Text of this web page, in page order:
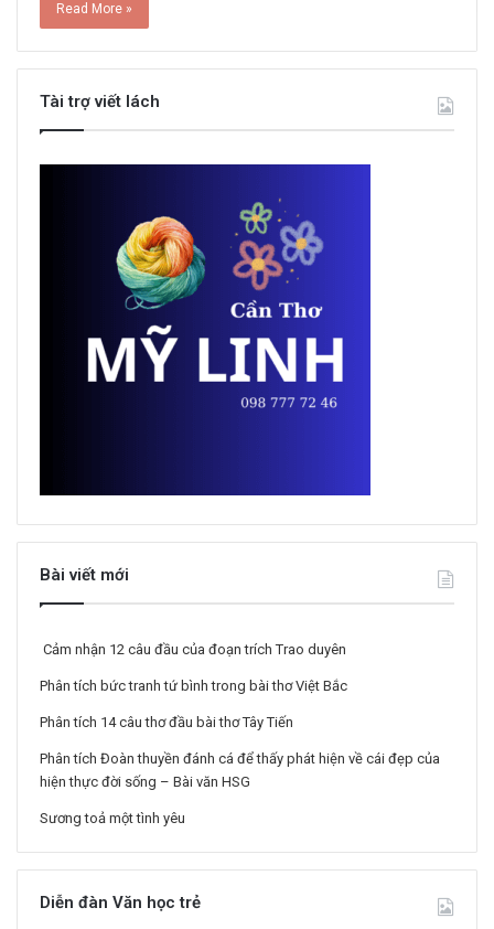
Read More »
Tài trợ viết lách
Bài viết mới
Cảm nhận 12 câu đầu của đoạn trích Trao duyên
Phân tích bức tranh tứ bình trong bài thơ Việt Bắc
Phân tích 14 câu thơ đầu bài thơ Tây Tiến
Phân tích Đoàn thuyền đánh cá để thấy phát hiện về cái đẹp của
hiện thực đời sống – Bài văn HSG
Sương toả một tình yêu
Diễn đàn Văn học trẻ